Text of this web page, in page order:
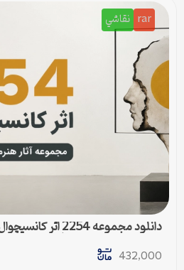
rar نقاشي
هنرمند برجسته هنر مفهومی
432,000